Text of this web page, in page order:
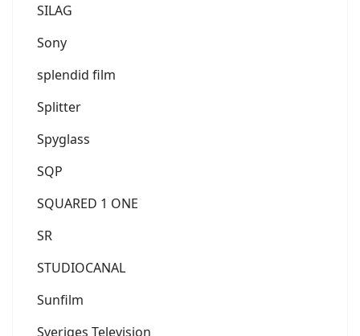
SILAG
Sony
splendid film
Splitter
Spyglass
SQP
SQUARED 1 ONE
SR
STUDIOCANAL
Sunfilm
Sveriges Television